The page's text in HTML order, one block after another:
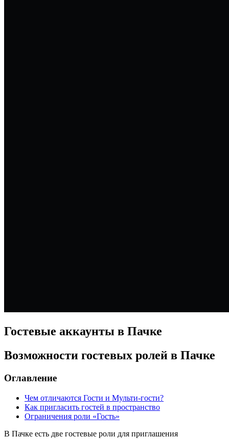
Гостевые аккаунты в Пачке
Возможности гостевых ролей в Пачке
Оглавление
Чем отличаются Гости и Мульти-гости?
Как пригласить гостей в пространство
Ограничения роли «Гость»
В Пачке есть две гостевые роли для приглашения